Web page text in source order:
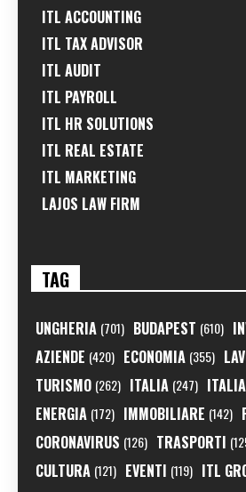
ITL ACCOUNTING
ITL TAX ADVISOR
ITL AUDIT
ITL PAYROLL
ITL HR SOLUTIONS
ITL REAL ESTATE
ITL MARKETING
LAJOS LAW FIRM
TAG
UNGHERIA (701) BUDAPEST (610)
AZIENDE (420) ECONOMIA (355)
TURISMO (262) ITALIA (247)
ENERGIA (172) IMMOBILIARE (142)
CORONAVIRUS (126) TRASPORTI
CULTURA (121) EVENTI (119) ITL